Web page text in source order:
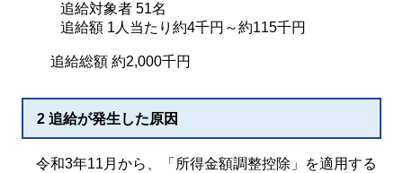
追給対象者 51名
追給額 1人当たり約4千円～約115千円
追給総額 約2,000千円
2 追給が発生した原因
令和3年11月から、「所得金額調整控除」を適用する